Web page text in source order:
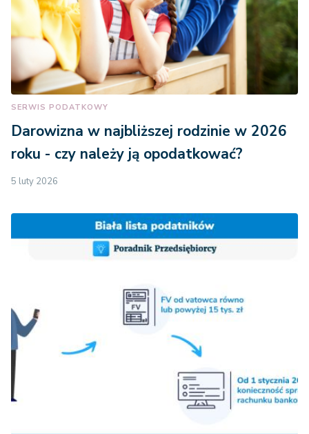
SERWIS PODATKOWY
Darowizna w najbliższej rodzinie w 2026
roku - czy należy ją opodatkować?
5 luty 2026